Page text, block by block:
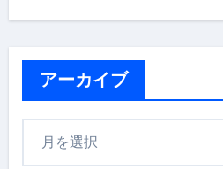
アーカイブ